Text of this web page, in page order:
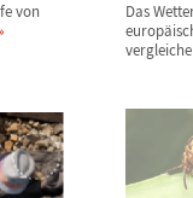
von
Das
europä